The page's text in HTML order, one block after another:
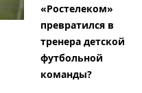
«Ростелеком»
превратился в
тренера детской
футбольной
команды?